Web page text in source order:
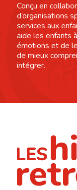
Conçu en
d’organisations
services aux
aide les enfants
émotions et de
de mieux
intégrer.